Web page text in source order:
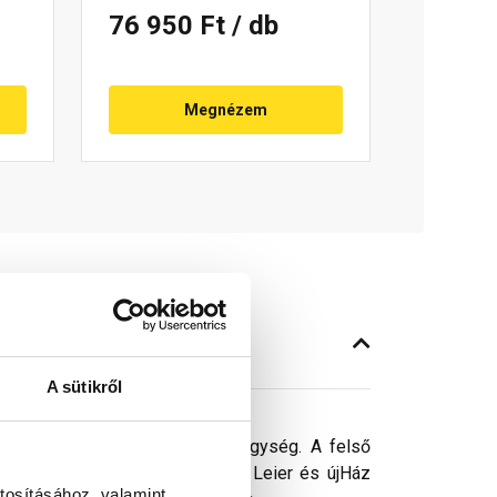
A sütikről
76 950 Ft / db
Megnézem
átvezetését szolgáló egység. A felső
behatolását. Az alsó elem, a Leier és újHáz